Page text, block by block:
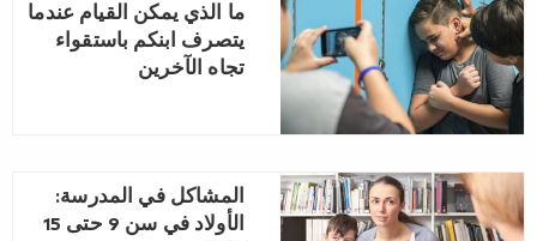
ما الذي يمكن القيام عندما
يتصرف ابنكم باستقواء
تجاه الآخرين
المشاكل في المدرسة:
الأولاد في سن 9 حتى 15